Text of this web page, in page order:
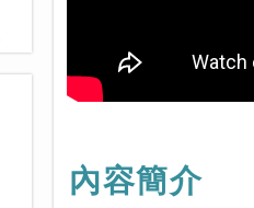
內容簡介